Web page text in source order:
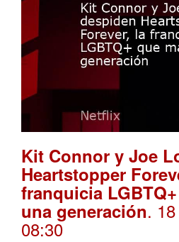
Kit Connor y Joe
Heartstopper
franquicia
una generación.
08:30